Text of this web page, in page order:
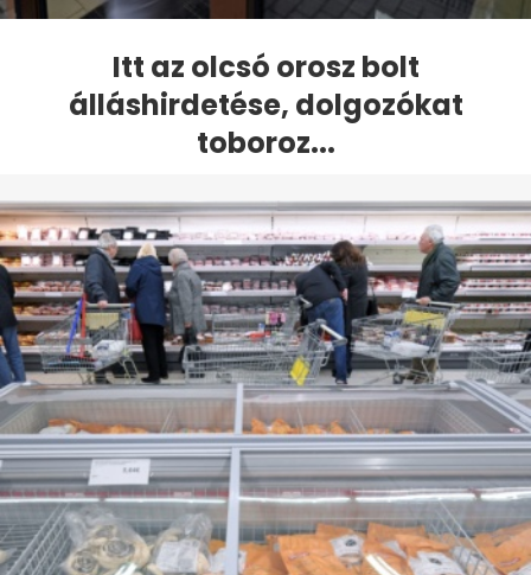
Itt az olcsó orosz bolt
álláshirdetése, dolgozókat
toboroz...